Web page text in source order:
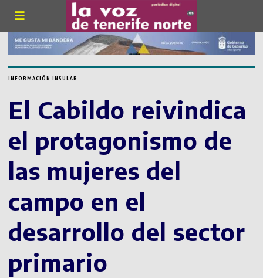
INFORMACIÓN INSULAR
El Cabildo reivindica
el protagonismo de
las mujeres del
campo en el
desarrollo del sector
primario